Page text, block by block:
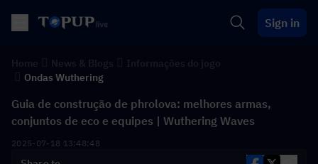
Sign in
Ondas Wuthering
Guia de construção de phrolova: melhores armas,
conjuntos de eco e equipes | Wuthering Waves
2025-07-18 13:48:48